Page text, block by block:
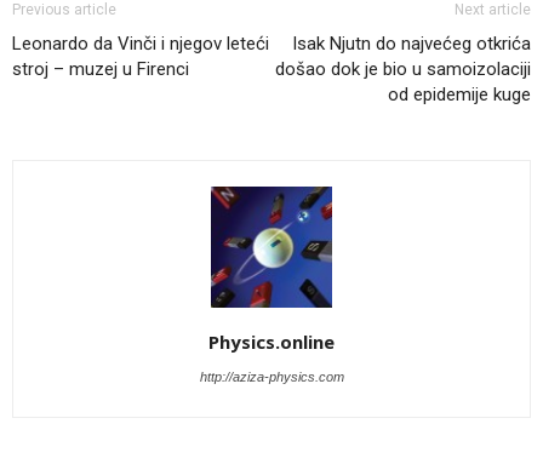
Previous article
Leonardo da Vinči i njegov leteći
stroj – muzej u Firenci
Next article
Isak Njutn do najvećeg otkrića
došao dok je bio u samoizolaciji
od epidemije kuge
Physics.online
http://aziza-physics.com